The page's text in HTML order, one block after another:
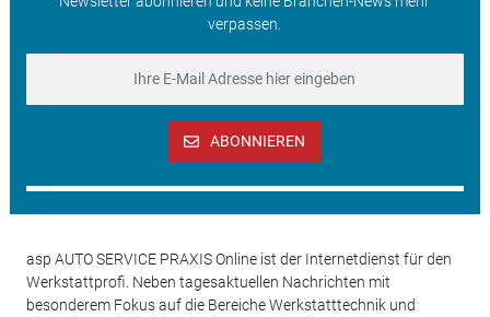
verpassen.
ABONNIEREN
asp AUTO SERVICE PRAXIS Online ist der Internetdienst für den
Werkstattprofi. Neben tagesaktuellen Nachrichten mit
besonderem Fokus auf die Bereiche Werkstatttechnik und